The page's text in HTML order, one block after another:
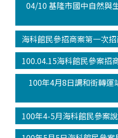
04/10 基隆市國中自然與
海科館民參招商案第一次
100.04.15海科館民參案招
100年4月8日調和街轉
100年4-5月海科館民參案